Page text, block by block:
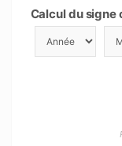
Calcul du signe